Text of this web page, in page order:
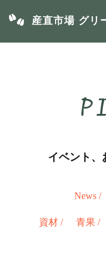
産直市場 グリ
イベント、
News /
資材 / 青果 /